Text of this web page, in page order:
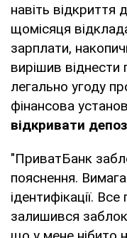
навіть відкриття
щомісяця
зарплати,
вирішив віднести
легально угоду
фінансова
відкривати
"ПриватБанк
пояснення.
ідентифікації.
залишився